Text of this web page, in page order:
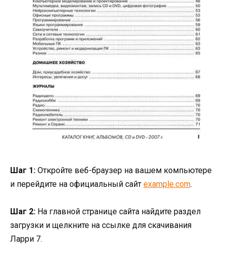
Шаг 1: Откройте веб-браузер на вашем компьютере
и перейдите на официальный сайт example.com.
Шаг 2: На главной странице сайта найдите раздел
загрузки и щелкните на ссылке для скачивания
Ларри 7.